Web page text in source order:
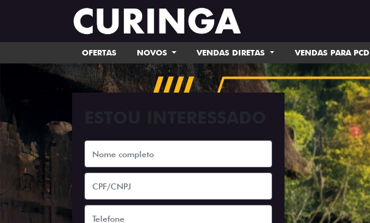
OFERTAS NOVOS VENDAS DIRETAS VENDAS PARA PCD